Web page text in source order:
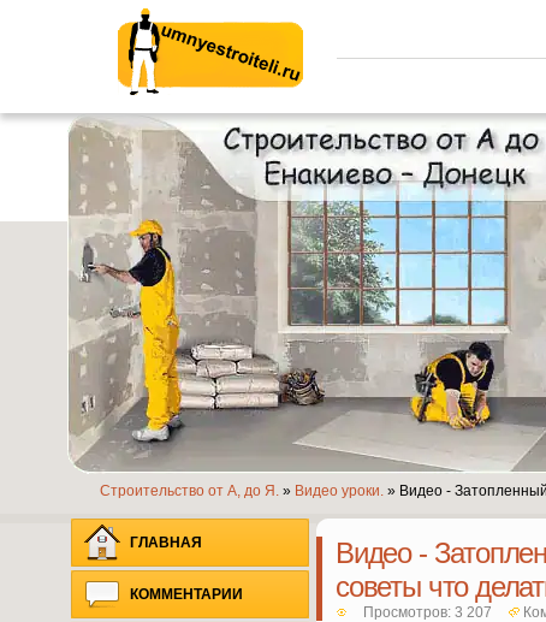
Умные строители.ру
Строительство от А, до Я. » Видео уроки. » Видео -
Видео -
советы что
Просмотров: 3 207
ГЛАВНАЯ
КОММЕНТАРИИ